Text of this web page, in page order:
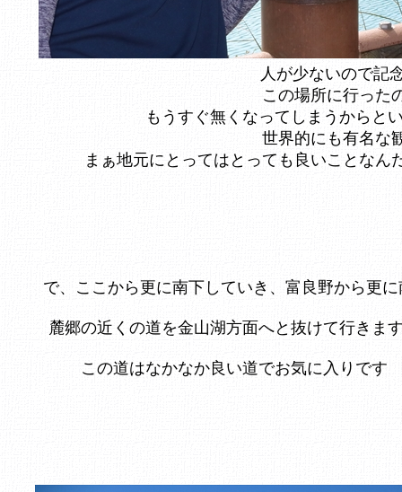
人が少ないので記
この場所に行った
もうすぐ無くなってしまうからと
世界的にも有名な
まぁ地元にとってはとっても良いことな
で、ここから更に南下していき、富良野から更に
麓郷の近くの道を金山湖方面へと抜けて行きま
この道はなかなか良い道でお気に入りです